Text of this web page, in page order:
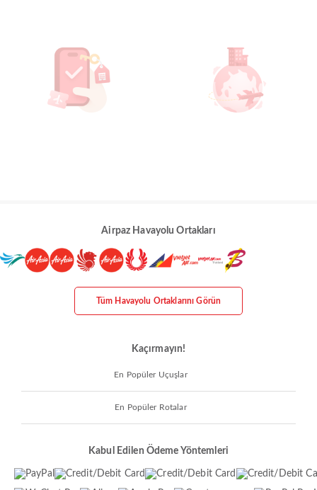
Airpaz Havayolu Ortakları
Tüm Havayolu Ortaklarını Görün
Kaçırmayın!
En Popüler Uçuşlar
En Popüler Rotalar
Kabul Edilen Ödeme Yöntemleri